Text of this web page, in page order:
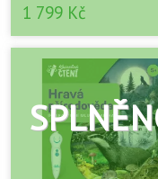
1 799 Kč